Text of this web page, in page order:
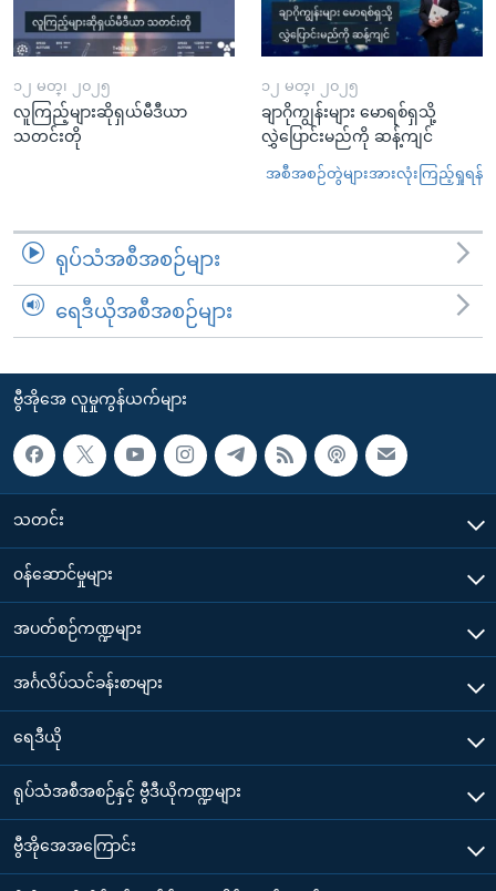
၁၂ မတ္၊ ၂၀၂၅
လူကြည့်များဆိုရှယ်မီဒီယာ
သတင်းတို
၁၂ မတ္၊ ၂၀၂၅
ချာဂိုကျွန်းများ မောရစ်ရှသို့
လွှဲပြောင်းမည်ကို ဆန့်ကျင်
အစီအစဉ်တွဲများအားလုံးကြည့်ရှုရန်
ရုပ်သံအစီအစဉ်များ
ရေဒီယိုအစီအစဉ်များ
ဗွီအိုအေ လူမှုကွန်ယက်များ
သတင်း
၀န်ဆောင်မှုများ
အပတ်စဉ်ကဏ္ဍများ
အင်္ဂလိပ်သင်ခန်းစာများ
ရေဒီယို
ရုပ်သံအစီအစဉ်နှင့် ဗွီဒီယိုကဏ္ဍများ
ဗွီအိုအေအကြောင်း